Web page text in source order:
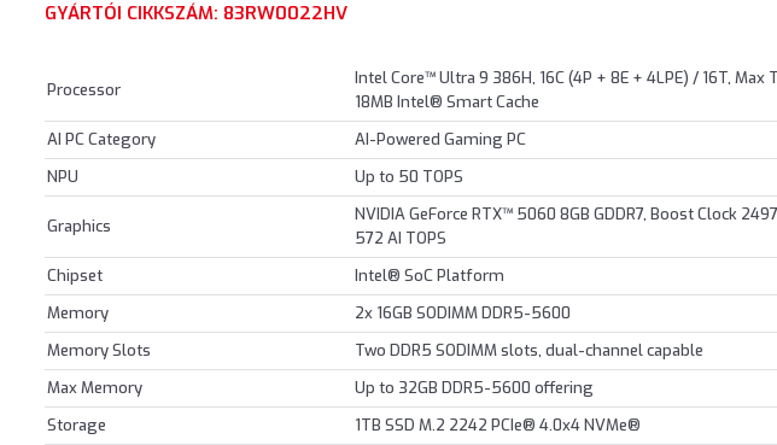
GYÁRTÓI CIKKSZÁM: 83RW0022HV
Processor
Intel Core™ Ultra 9 386H, 16C (4P + 8E + 4LPE) / 16T, Max
18MB Intel® Smart Cache
AI PC Category
AI-Powered Gaming PC
NPU
Up to 50 TOPS
Graphics
NVIDIA GeForce RTX™ 5060 8GB GDDR7, Boost Clock
572 AI TOPS
Chipset
Intel® SoC Platform
Memory
2x 16GB SODIMM DDR5-5600
Memory Slots
Two DDR5 SODIMM slots, dual-channel capable
Max Memory
Up to 32GB DDR5-5600 offering
Storage
1TB SSD M.2 2242 PCIe® 4.0x4 NVMe®